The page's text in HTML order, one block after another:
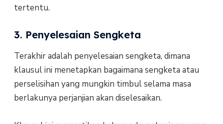
tertentu.
3. Penyelesaian Sengketa
Terakhir adalah penyelesaian sengketa, dimana
klausul ini menetapkan bagaimana sengketa atau
perselisihan yang mungkin timbul selama masa
berlakunya perjanjian akan diselesaikan.